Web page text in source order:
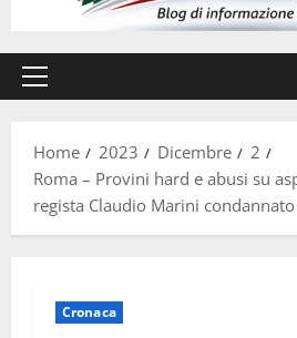
Menu
Home
2023 Dicembre
2
Roma – Provini hard e abusi su
regista Claudio Marini
Cronaca